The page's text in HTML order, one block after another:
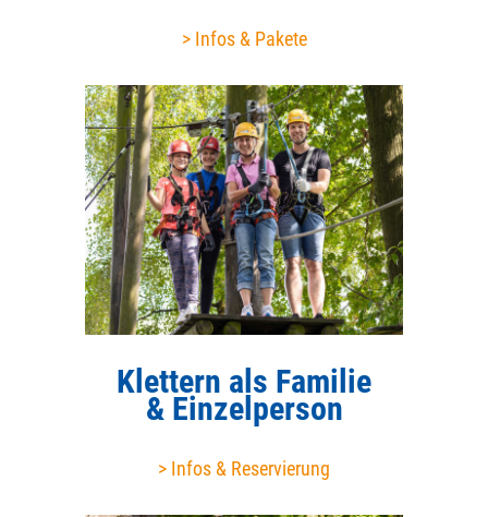
> Infos & Pakete
Klettern als Familie
& Einzelperson
> Infos & Reservierung